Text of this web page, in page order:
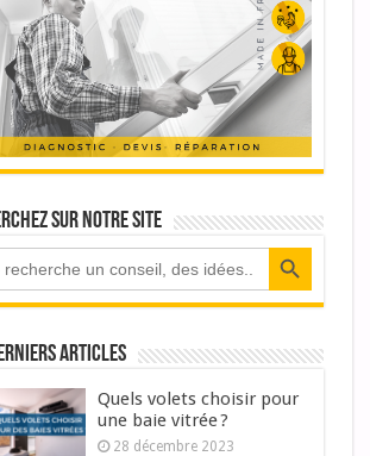
sur notre site
Search Button
articles
Quels volets choisir pour
une baie vitrée ?
28 décembre 2023